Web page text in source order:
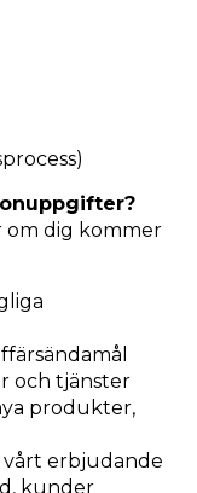
om dig kommer
och tjänster
produkter,
erbjudande
kunder